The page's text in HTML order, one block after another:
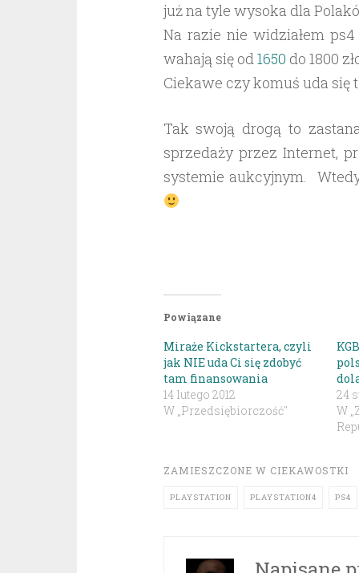
już na tyle wysoka dla
Na razie nie widziałem
wahają się od1650 do 1800
Ciekawe czy komuś uda się
Tak swoją drogą to
sprzedaży przez Internet,
systemie aukcyjnym.
Powiązane
Miraże Kickstartera, czyli
jak NIE uda Ci się zdobyć
tam finansowania
14 lutego 2012
W „Przedsiębiorczość"
24
W
ZAMIESZCZONE W CIEKAWOSTKI
PLAYSTATION PLAYSTATION4 PS4